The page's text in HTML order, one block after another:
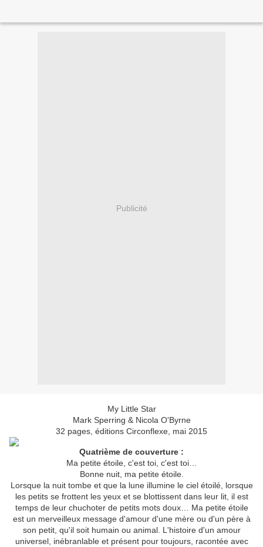
Publicité
My Little Star
Mark Sperring & Nicola O'Byrne
32 pages, éditions Circonflexe, mai 2015
Quatrième de couverture :
Ma petite étoile, c'est toi, c'est toi…
Bonne nuit, ma petite étoile.
Lorsque la nuit tombe et que la lune illumine le ciel étoilé, lorsque
les petits se frottent les yeux et se blottissent dans leur lit, il est
temps de leur chuchoter de petits mots doux… Ma petite étoile
est un merveilleux message d'amour d'une mère ou d'un père à
son petit, qu'il soit humain ou animal. L'histoire d'un amour
universel, inébranlable et présent pour toujours, racontée avec